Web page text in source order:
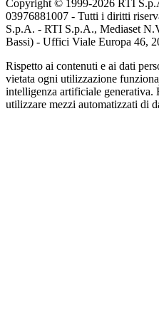
Copyright © 1999-2026 RTI
03976881007 - Tutti i diritti
S.p.A. - RTI S.p.A., Mediaset
Bassi) - Uffici Viale Europa 46,
Rispetto ai contenuti e ai dati
vietata ogni utilizzazione
intelligenza artificiale generativa.
utilizzare mezzi automatizzati di